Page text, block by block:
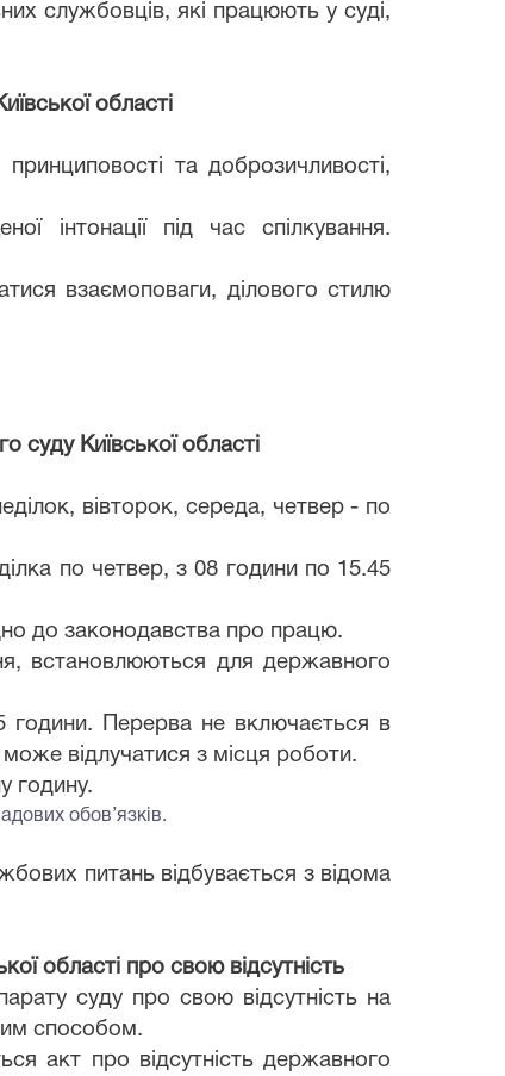
службовців, які працюють у суді,
області
та доброзичливості,
інтонації під час спілкування.
взаємоповаги, ділового стилю
суду Київської області
вівторок, середа, четвер - по
по четвер, з 08 години по 15.45
до законодавства про працю.
встановлюються для державного
години. Перерва не включається в
відлучатися з місця роботи.
годину.
обов’язків.
питань відбувається з відома
області про свою відсутність
суду про свою відсутність на
способом.
акт про відсутність державного